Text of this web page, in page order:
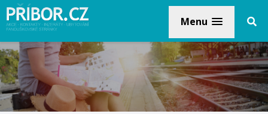
Menu